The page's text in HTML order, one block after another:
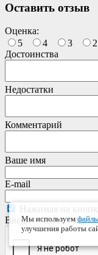
Оставить отзыв
Оценка:
5
4 3 2
Достоинства
Недостатки
Комментарий
Ваше имя
E-mail
Нажимая на
Введите текст с
Мы используем
улучшения работы